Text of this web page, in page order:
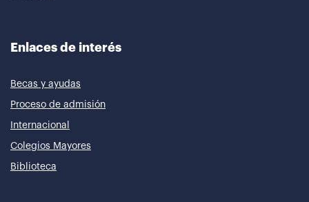
Enlaces de interés
Becas y ayudas
Proceso de admisión
Internacional
Colegios Mayores
Biblioteca